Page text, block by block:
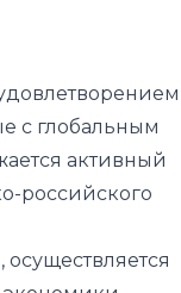
с глобальным
российского
экономики,
тесное и